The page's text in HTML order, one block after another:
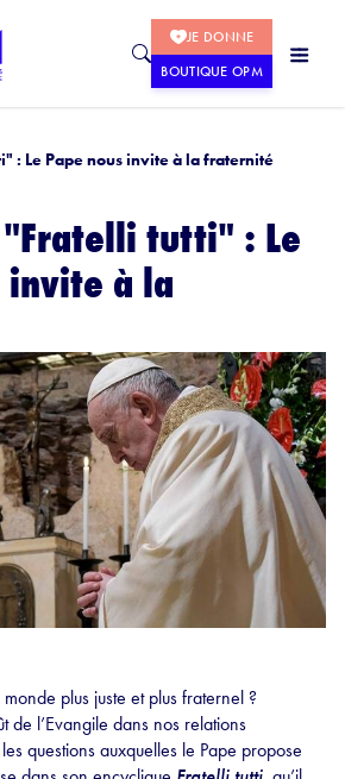
JE DONNE
BOUTIQUE OPM
: Le Pape nous invite à la fraternité
"Fratelli tutti" : Le
invite à la
plus juste et plus fraternel ?
de l’Evangile dans nos relations
questions auxquelles le Pape propose